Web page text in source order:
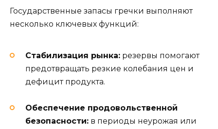
Государственные запасы гречки выполняют
несколько ключевых функций:
Стабилизация рынка: резервы помогают
предотвращать резкие колебания цен и
дефицит продукта.
Обеспечение продовольственной
безопасности: в периоды неурожая или